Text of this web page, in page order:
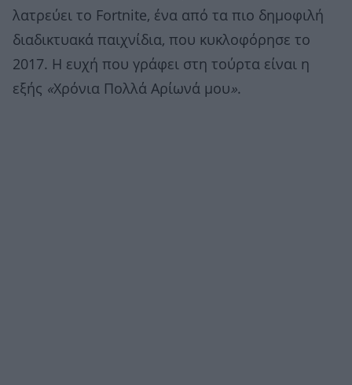
λατρεύει το Fortnite, ένα από τα πιο δημοφιλή
διαδικτυακά παιχνίδια, που κυκλοφόρησε το
2017. Η ευχή που γράφει στη τούρτα είναι η
εξής «Χρόνια Πολλά Αρίωνά μου».